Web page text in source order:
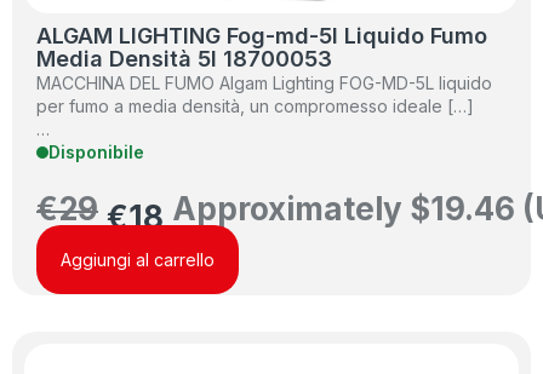
ALGAM LIGHTING Fog-md-5l Liquido Fumo
Media Densità 5l 18700053
MACCHINA DEL FUMO Algam Lighting FOG-MD-5L liquido
per fumo a media densità, un compromesso ideale […]
…
Disponibile
€29 €18 Approximately $19.46
Aggiungi al carrello